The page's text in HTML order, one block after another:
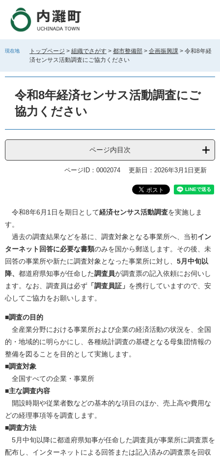
す
し
現在地 トップページ > 組織でさがす > 都市整備部 > 企画振興課 > 令和8年経
済センサス活動調査にご協力ください
令和8年経済センサス活動調査にご
協力ください
ページ内目次
ページID：0002074 更新日：2026年3月1日更新
令和8年6月1日を期日として経済センサス活動調査を実施しま
す。
過去の調査結果などを基に、調査対象となる事業所へ、当初イン
ターネット回答に必要な書類のみを国から郵送します。その後、未
回答の事業所や新たに調査対象となった事業所に対し、 5月中旬以
降、 都道府県知事が任命した調査員が調査票の記入依頼にお伺いし
ます。なお、調査員は必ず 「調査員証」 を携行していますので、安
心してご協力をお願いします。
■調査の目的
全産業分野における事業所および企業の経済活動の状況を、全国
的・地域的に明らかにし、各種統計調査の基礎となる母集団情報の
整備を図ることを目的として実施します。
■調査対象
全国すべての企業・事業所
■主な調査内容
開設時期や従業者数などの基本的な項目のほか、売上高や費用な
どの経理事項等を調査します。
■調査方法
5月中旬以降に都道府県知事が任命した調査員が事業所に調査票を
配布し、インターネットによる回答または記入済みの調査票を回収